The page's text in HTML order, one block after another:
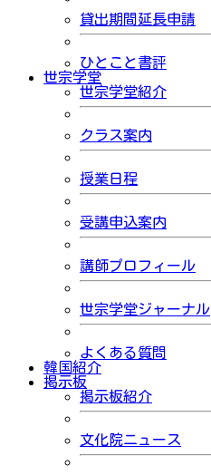
貸出期間延長申請
ひとこと書評
世宗学堂
世宗学堂紹介
クラス案内
授業日程
受講申込案内
講師プロフィール
世宗学堂ジャーナル
よくある質問
韓国紹介
掲示板
掲示板紹介
文化院ニュース